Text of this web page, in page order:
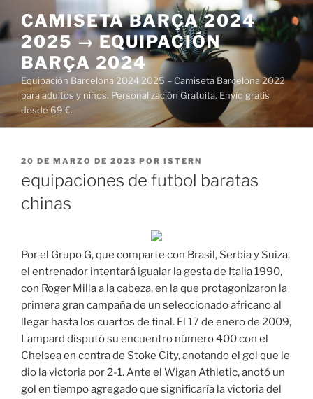
al
contenido
CAMISETA BARÇA 2024
2025 → EQUIPACIÓN
BARÇA 2024
Equipación Barcelona 2024 2025 – Camiseta Barcelona 2022
para adultos y niños. Personalización Gratuita. Envío gratis
desde 69 €.
PUBLICADO
20 DE MARZO DE 2023 POR ISTERN
equipaciones de futbol baratas
chinas
Por el Grupo G, que comparte con Brasil, Serbia y Suiza,
el entrenador intentará igualar la gesta de Italia 1990,
con Roger Milla a la cabeza, en la que protagonizaron la
primera gran campaña de un seleccionado africano al
llegar hasta los cuartos de final. El 17 de enero de 2009,
Lampard disputó su encuentro número 400 con el
Chelsea en contra de Stoke City, anotando el gol que le
dio la victoria por 2-1. Ante el Wigan Athletic, anotó un
gol en tiempo agregado que significaría la victoria del